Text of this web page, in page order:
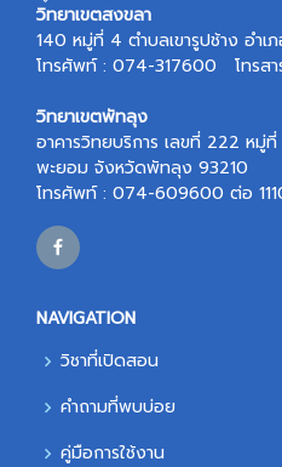
วิทยาเขตสงขลา
140 หมู่ที่ 4 ตำบลเขารูปช้าง อำ
โทรศัพท์ : 074-317600 โทรส
วิทยาเขตพัทลุง
อาคารวิทยบริการ เลขที่ 222 หมู่
พะยอม จังหวัดพัทลุง 93210
โทรศัพท์ : 074-609600 ต่อ
NAVIGATION
วิชาที่เปิดสอน
คำถามที่พบบ่อย
คู่มือการใช้งาน